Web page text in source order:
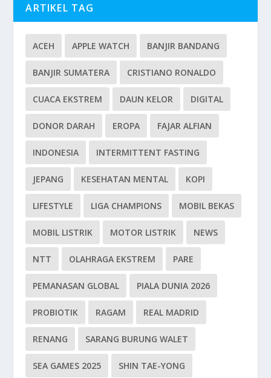
ARTIKEL TAG
ACEH APPLE WATCH BANJIR BANDANG
BANJIR SUMATERA CRISTIANO RONALDO
CUACA EKSTREM DAUN KELOR DIGITAL
DONOR DARAH EROPA FAJAR ALFIAN
INDONESIA INTERMITTENT FASTING
JEPANG KESEHATAN MENTAL KOPI
LIFESTYLE LIGA CHAMPIONS MOBIL BEKAS
MOBIL LISTRIK MOTOR LISTRIK NEWS
NTT OLAHRAGA EKSTREM PARE
PEMANASAN GLOBAL PIALA DUNIA 2026
PROBIOTIK RAGAM REAL MADRID
RENANG SARANG BURUNG WALET
SEA GAMES 2025 SHIN TAE-YONG